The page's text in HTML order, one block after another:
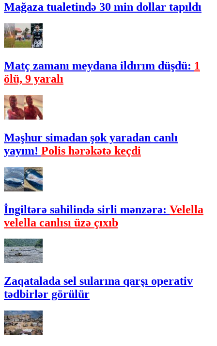
Mağaza tualetində 30 min dollar tapıldı
Matç zamanı meydana ildırım düşdü: 1
ölü, 9 yaralı
Məşhur simadan şok yaradan canlı
yayım! Polis hərəkətə keçdi
İngiltərə sahilində sirli mənzərə: Velella
velella canlısı üzə çıxıb
Zaqatalada sel sularına qarşı operativ
tədbirlər görülür